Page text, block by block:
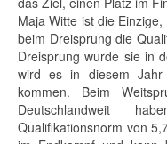
Maja Witte ist die
beim Dreisprung die
Dreisprung wurde sie in
wird es in diesem
kommen. Beim
Deutschlandweit
Qualifikationsnorm von